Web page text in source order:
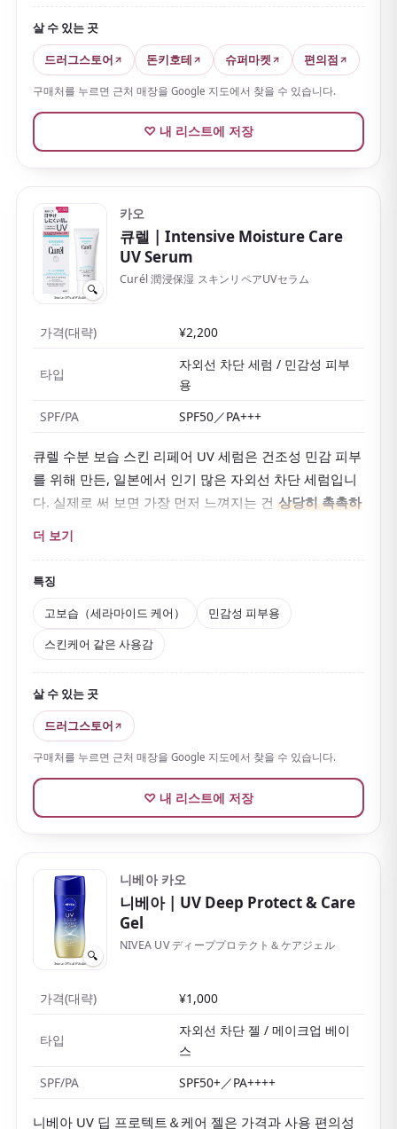
크 타입은 무거울 것 같다'고 여기던 사람도 쓰기 편합니
다.
살 수 있는 곳
드러그스토어
돈키호테 슈퍼마켓 편의점
구매처를 누르면 근처 매장을 Google 지도에서 찾을 수 있습니다.
♡ 내 리스트에 저장
🔍
카오
큐렐 | Intensive Moisture Care
UV Serum
Curél 潤浸保湿 スキンリペアUVセラム
가격(대략) ¥2,200
타입
자외선 차단 세럼 / 민감성 피부
용
SPF/PA
SPF50／PA+++
큐렐 수분 보습 스킨 리페어 UV 세럼은 건조성 민감 피부
를 위해 만든, 일본에서 인기 많은 자외선 차단 세럼입니
다. 실제로 써 보면 가장 먼저 느껴지는 건 상당히 촉촉하
자외선 차단제라기보다스킨케어에 가까운 느낌이라 쓰
기 좋고
다. 세럼 타입이라 발림성이 좋고 사용감이 가벼운데도
SPF50／PA+++의 탄탄한 차단력을 갖춘 점이 매력이에
요.
또한 세라마이드 케어를 콘셉트로 해 건조하거나 예민한
피부에도 편안하게 쓸 수 있습니다. 자외선 흡수제 무첨
가·무향료·무알코올의 저자극 설계라 일본에서도 민감성
피부 사용자에게 인기가 많아요.
더 보기
특징
고보습（세라마이드 케어）
민감성 피부용
스킨케어 같은 사용감
살 수 있는 곳
드러그스토어
구매처를 누르면 근처 매장을 Google 지도에서 찾을 수 있습니다.
♡ 내 리스트에 저장
🔍
니베아 카오
니베아| UV Deep Protect & Care
Gel
NIVEA UV ディーププロテクト＆ケアジェル
가격(대략) ¥1,000
타입
자외선 차단 젤 / 메이크업 베이
스
SPF/PA
SPF50+／PA++++
니베아 UV 딥 프로텍트＆케어 젤은 가격과 사용 편의성